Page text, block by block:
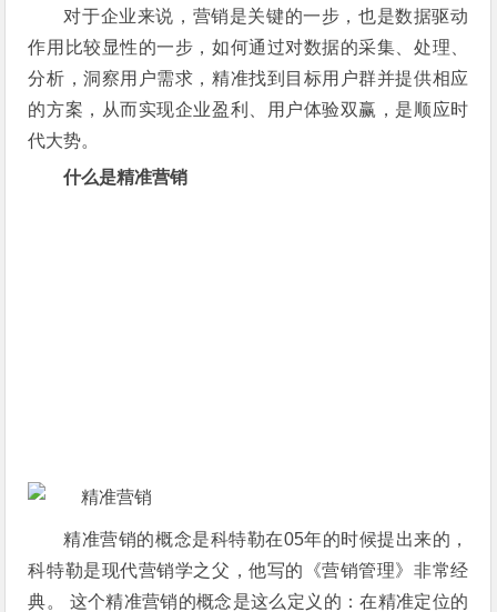
对于企业来说，营销是关键的一步，也是数据驱动
作用比较显性的一步， 如何通过对数据的采集、处理、
分析，洞察用户需求，精准找到目标用户群并提供相应
的方案，从而实现企业盈利、用户体验双赢，是顺应时
代大势。
什么是精准营销
精准营销的概念是科特勒在05年的时候提出来的，
科特勒是现代营销学之父，他写的《营销管理》非常经
典。 这个精准营销的概念是这么定义的：在精准定位的